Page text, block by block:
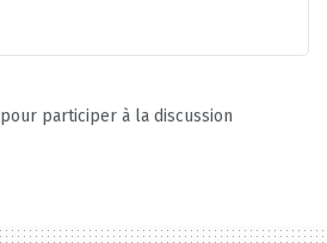
pour participer à la discussion